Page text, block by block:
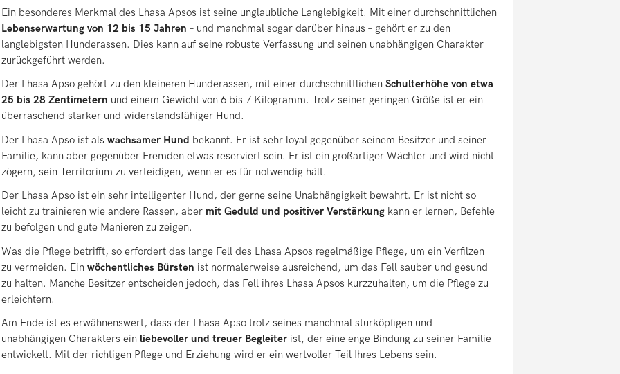
Ein besonderes Merkmal des Lhasa Apsos ist seine unglaubliche Langlebigkeit. Mit einer durchschnittlichen
Lebenserwartung von 12 bis 15 Jahren – und manchmal sogar darüber hinaus – gehört er zu den
langlebigsten Hunderassen. Dies kann auf seine robuste Verfassung und seinen unabhängigen Charakter
zurückgeführt werden.
Der Lhasa Apso gehört zu den kleineren Hunderassen, mit einer durchschnittlichen Schulterhöhe von etwa
25 bis 28 Zentimetern und einem Gewicht von 6 bis 7 Kilogramm. Trotz seiner geringen Größe ist er ein
überraschend starker und widerstandsfähiger Hund.
Der Lhasa Apso ist als wachsamer Hund bekannt. Er ist sehr loyal gegenüber seinem Besitzer und seiner
Familie, kann aber gegenüber Fremden etwas reserviert sein. Er ist ein großartiger Wächter und wird nicht
zögern, sein Territorium zu verteidigen, wenn er es für notwendig hält.
Der Lhasa Apso ist ein sehr intelligenter Hund, der gerne seine Unabhängigkeit bewahrt. Er ist nicht so
leicht zu trainieren wie andere Rassen, aber mit Geduld und positiver Verstärkungkann er lernen, Befehle
zu befolgen und gute Manieren zu zeigen.
Was die Pflege betrifft, so erfordert das lange Fell des Lhasa Apsos regelmäßige Pflege, um ein Verfilzen
zu vermeiden. Ein wöchentliches Bürsten ist normalerweise ausreichend, um das Fell sauber und gesund
zu halten. Manche Besitzer entscheiden jedoch, das Fell ihres Lhasa Apsos kurzzuhalten, um die Pflege zu
erleichtern.
Am Ende ist es erwähnenswert, dass der Lhasa Apso trotz seines manchmal sturköpfigen und
unabhängigen Charakters ein liebevoller und treuer Begleiterist, der eine enge Bindung zu seiner Familie
entwickelt. Mit der richtigen Pflege und Erziehung wird er ein wertvoller Teil Ihres Lebens sein.